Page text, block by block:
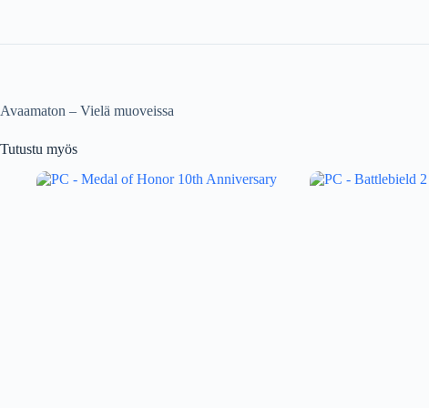
Avaamaton – Vielä muoveissa
Tutustu myös